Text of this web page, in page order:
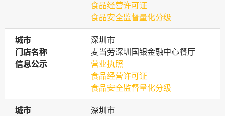
食品经营许可证
食品安全监督量化分级
城市
城市
深圳市
门店名称
门店名称
麦当劳深圳国银金融中心餐厅
信息公示
信息公示
营业执照
食品经营许可证
食品安全监督量化分级
城市
城市
深圳市